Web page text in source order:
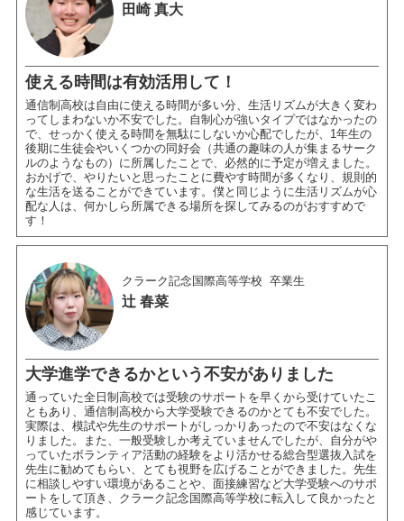
田崎 真大
使える時間は有効活用して！
通信制高校は自由に使える時間が多い分、生活リズムが大きく変わ
ってしまわないか不安でした。自制心が強いタイプではなかったの
で、せっかく使える時間を無駄にしないか心配でしたが、1年生の
後期に生徒会やいくつかの同好会（共通の趣味の人が集まるサーク
ルのようなもの）に所属したことで、必然的に予定が増えました。
おかげで、やりたいと思ったことに費やす時間が多くなり、規則的
な生活を送ることができています。僕と同じように生活リズムが心
配な人は、何かしら所属できる場所を探してみるのがおすすめで
す！
クラーク記念国際高等学校 卒業生
辻 春菜
大学進学できるかという不安がありました
通っていた全日制高校では受験のサポートを早くから受けていたこ
ともあり、通信制高校から大学受験できるのかとても不安でした。
実際は、模試や先生のサポートがしっかりあったので不安はなくな
りました。また、一般受験しか考えていませんでしたが、自分がや
っていたボランティア活動の経験をより活かせる総合型選抜入試を
先生に勧めてもらい、とても視野を広げることができました。先生
に相談しやすい環境があることや、面接練習など大学受験へのサポ
ートをして頂き、クラーク記念国際高等学校に転入して良かったと
感じています。